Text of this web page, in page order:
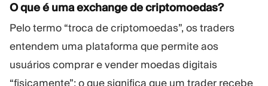
O que é uma exchange de criptomoedas?
Pelo termo “troca de criptomoedas”, os traders
entendem uma plataforma que permite aos
usuários comprar e vender moedas digitais
“fisicamente”; o que significa que um trader recebe